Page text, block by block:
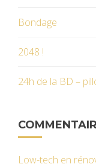
Bondage
2048 !
24h de la BD –
Low-tech en